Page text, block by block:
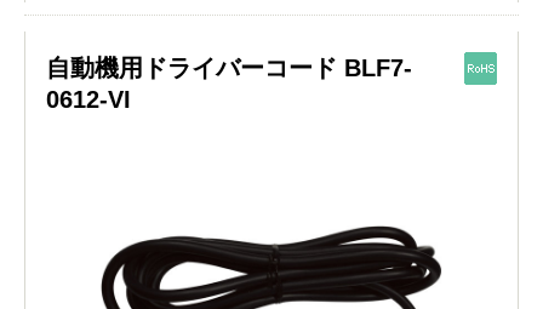
自動機用ドライバーコード BLF7-
0612-VI